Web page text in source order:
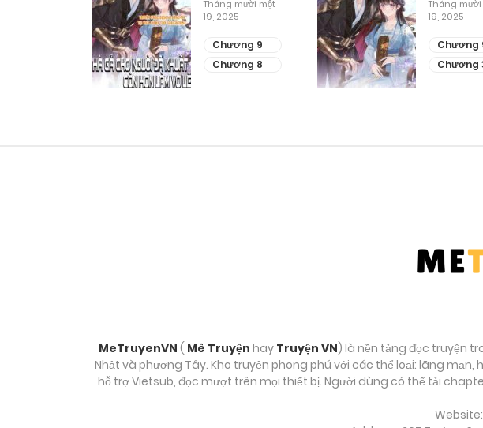
Chương 36
Chương 35
Chương 29
Chương 28
Hơn Làm Vợ
Lẽ
Tháng mười một
19, 2025
Chương 9
Chương 8
Tháng
19, 2025
Chương
Chương
MeTruyenVN ( Mê Truyện hay Truyện VN) là nền tảng đọc truyện
Nhật và phương Tây. Kho truyện phong phú với các thể loại: lãng
hỗ trợ Vietsub, đọc mượt trên mọi thiết bị. Người dùng có thể tải
Website: